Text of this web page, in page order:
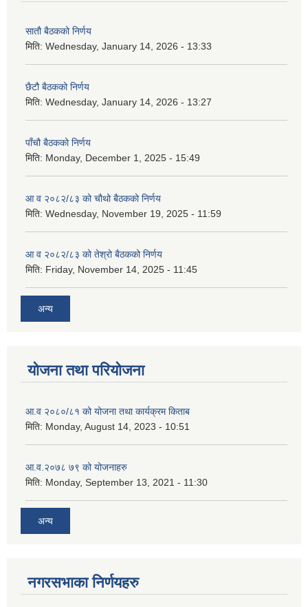
सातौ बैठकको निर्णय
मिति: Wednesday, January 14, 2026 - 13:33
छैटौ बैठकको निर्णय
मिति: Wednesday, January 14, 2026 - 13:27
पाँचौ बैठकको निर्णय
मिति: Monday, December 1, 2025 - 15:49
आ व २०८२/८३ को चौथो बैठकको निर्णय
मिति: Wednesday, November 19, 2025 - 11:59
आ व २०८२/८३ को तेश्रो बैठकको निर्णय
मिति: Friday, November 14, 2025 - 11:45
अन्य
योजना तथा परियोजना
आ.व २०८०/८१ को योजना तथा कार्यक्रम किताब
मिति: Monday, August 14, 2023 - 10:51
आ.व.२०७८ ७९ को योजनाहरु
मिति: Monday, September 13, 2021 - 11:30
अन्य
नगरसभाका निर्णयहरु